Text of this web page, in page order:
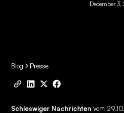
December 3,
Blog Presse
Schleswiger Nachrichten vom